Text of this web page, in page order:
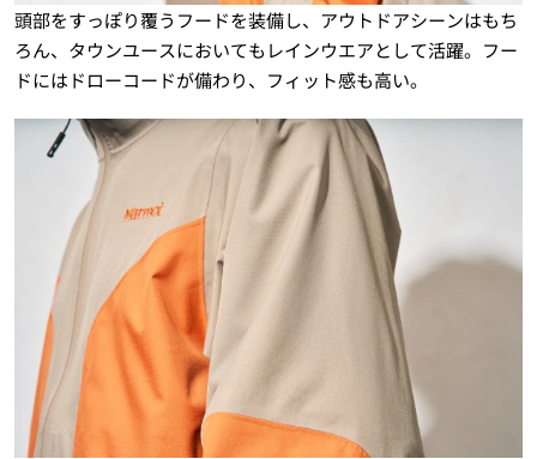
頭部をすっぽり覆うフードを装備し、アウトドアシーンはもち
ろん、タウンユースにおいてもレインウエアとして活躍。フー
ドにはドローコードが備わり、フィット感も高い。